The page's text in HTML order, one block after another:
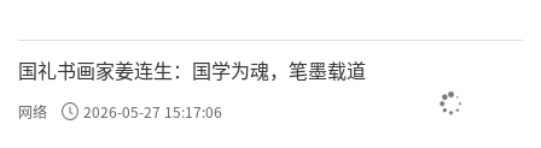
国礼书画家姜连生：国学为魂，笔墨载道
网络 2026-05-27 15:17:06